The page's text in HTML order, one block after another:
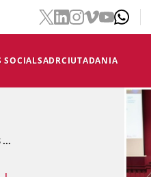
SOCIALSADRCIUTADANIA
...